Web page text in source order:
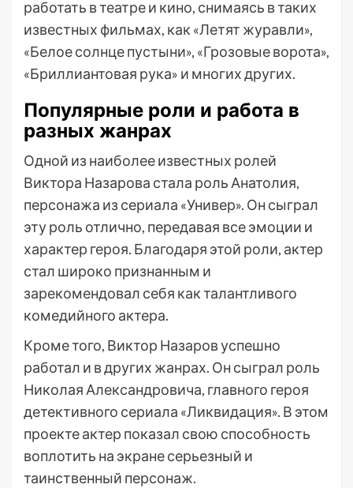
работать в театре и кино, снимаясь в таких
известных фильмах, как «Летят журавли»,
«Белое солнце пустыни», «Грозовые ворота»,
«Бриллиантовая рука» и многих других.
Популярные роли и работа в
разных жанрах
Одной из наиболее известных ролей
Виктора Назарова стала роль Анатолия,
персонажа из сериала «Универ». Он сыграл
эту роль отлично, передавая все эмоции и
характер героя. Благодаря этой роли, актер
стал широко признанным и
зарекомендовал себя как талантливого
комедийного актера.
Кроме того, Виктор Назаров успешно
работал и в других жанрах. Он сыграл роль
Николая Александровича, главного героя
детективного сериала «Ликвидация». В этом
проекте актер показал свою способность
воплотить на экране серьезный и
таинственный персонаж.